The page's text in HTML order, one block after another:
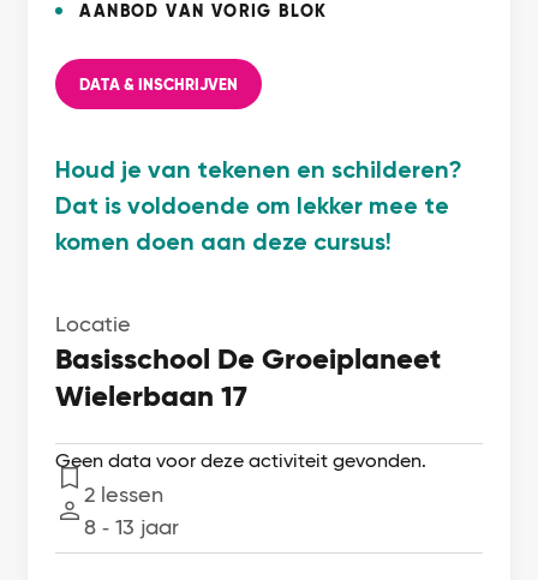
AANBOD VAN VORIG BLOK
DATA & INSCHRIJVEN
Houd je van tekenen en schilderen?
Dat is voldoende om lekker mee te
komen doen aan deze cursus!
Locatie
Basisschool De Groeiplaneet
Wielerbaan 17
Geen data voor deze activiteit gevonden.
Lessen
2 lessen
Leeftijd
8 ‐ 13 jaar